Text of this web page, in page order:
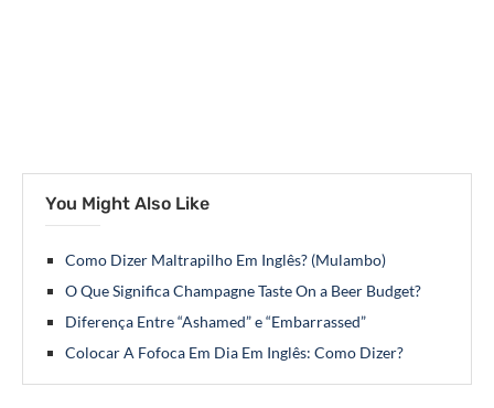
You Might Also Like
Como Dizer Maltrapilho Em Inglês? (Mulambo)
O Que Significa Champagne Taste On a Beer Budget?
Diferença Entre “Ashamed” e “Embarrassed”
Colocar A Fofoca Em Dia Em Inglês: Como Dizer?